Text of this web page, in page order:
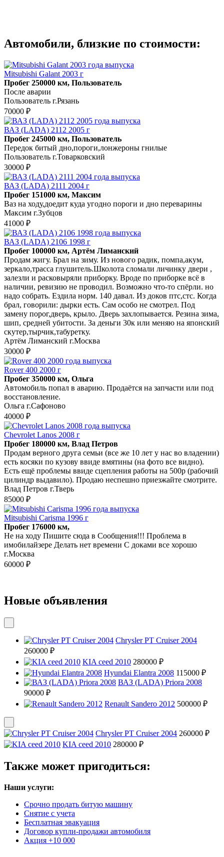
Автомобили, близкие по стоимости:
Mitsubishi Galant 2003 г
Пробег 250000 км, Пользователь
После аварии
Пользователь г.Рязань
70000 ₽
ВАЗ (LADA) 2112 2005 г
Пробег 245000 км, Пользователь
Передок битый дно,пороги,лонжероны гнилые
Пользователь г.Товарковский
30000 ₽
ВАЗ (LADA) 2111 2004 г
Пробег 151000 км, Максим
Ваз на ходу,доедит куда угодно пороги и дно переварины
Максим г.Зубцов
41000 ₽
ВАЗ (LADA) 2106 1998 г
Пробег 100000 км, Артём Лиманский
Продам жигу. Брал на зиму. Из нового радик, помпа,акум,
зеркало,трасса глушитель.Школота сломали личинку двери ,
залезли и расковыряли приборку. Вроде по приборке всё в
наличии, ревизию не проводил. Возможно что-то спёрли. но
надо собрать. Ездила норм. 140 давал. Из доков птс,стс. Когда
брал, говорили: дырки есть. Сам особо не смотрел. Под
замену порог,дверь, крыло. Дверь захлопывается. Резина зима,
шип, средней убитости. За деньги 30к или меняю на японский
скутер,тырчик,табуретку.
Артём Лиманский г.Москва
30000 ₽
Rover 400 2000 г
Пробег 350000 км, Ольга
Автомобиль попал в аварию. Продаётся на запчасти или под
восстановление.
Ольга г.Сафоново
40000 ₽
Chevrolet Lanos 2008 г
Пробег 180000 км, Влад Петров
Продам верного друга семьи (все же 10 лет у нас во владении)
есть косяки по кузову ввиде вмятины (на фото все видно).
Есть ещё проблемы ввиде сцепления работы на 500р (рабочий
цилиндр выдавило). Продаю неспешно приезжайте смотрите.
Влад Петров г.Тверь
85000 ₽
Mitsubishi Carisma 1996 г
Пробег 176000 км,
Не на ходу Пишите сюда в Сообщения!!! Проблема в
имобилайзере Делать нет времени С доками все хорошо
г.Москва
60000 ₽
Новые объявления
Chrysler PT Cruiser 2004
260000 ₽
KIA ceed 2010 280000 ₽
Hyundai Elantra 2008 115000 ₽
ВАЗ (LADA) Priora 2008
90000 ₽
Renault Sandero 2012 500000 ₽
Chrysler PT Cruiser 2004 260000 ₽
KIA ceed 2010 280000 ₽
Также может пригодиться:
Наши услуги:
Срочно продать битую машину
Снятие с учета
Бесплатная эвакуация
Договор купли-продажи автомобиля
Акция +10 000